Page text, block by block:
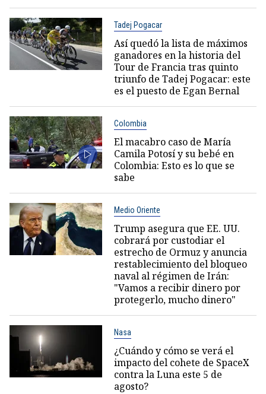
Tadej Pogacar
Así quedó la lista de máximos
ganadores en la historia del
Tour de Francia tras quinto
triunfo de Tadej Pogacar: este
es el puesto de Egan Bernal
Colombia
El macabro caso de María
Camila Potosí y su bebé en
Colombia: Esto es lo que se
sabe
Medio Oriente
Trump asegura que EE. UU.
cobrará por custodiar el
estrecho de Ormuz y anuncia
restablecimiento del bloqueo
naval al régimen de Irán:
"Vamos a recibir dinero por
protegerlo, mucho dinero"
Nasa
¿Cuándo y cómo se verá el
impacto del cohete de SpaceX
contra la Luna este 5 de
agosto?